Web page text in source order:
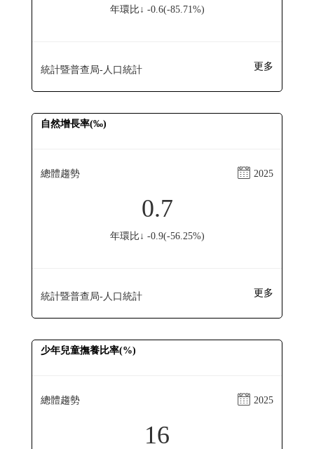
年環比↓ -0.6(-85.71%)
統計暨普查局-人口統計 更多
自然增長率(‰)
總體趨勢 2025
0.7
年環比↓ -0.9(-56.25%)
統計暨普查局-人口統計 更多
少年兒童撫養比率(%)
總體趨勢 2025
16